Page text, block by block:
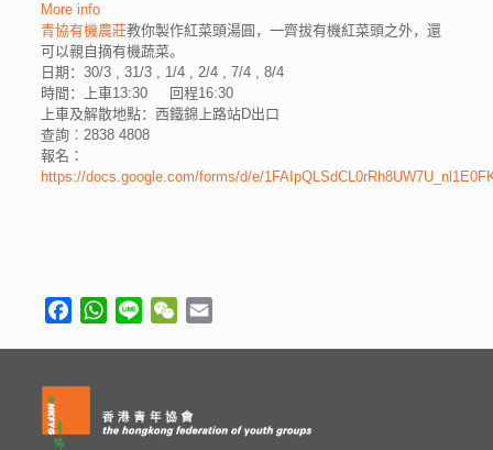
More info
青協有機農莊教你製作紅菜頭湯圓，一齊拔有機紅菜頭之外，還
可以親自摘有機蔬菜。
日期：30/3 , 31/3 , 1/4 , 2/4 , 7/4 , 8/4
時間：上車13:30 回程16:30
上車及解散地點：西鐵錦上路站D出口
查詢︰2838 4808
報名：
https://docs.google.com/forms/d/e/
FacebookWhatsApp
Line WeChat